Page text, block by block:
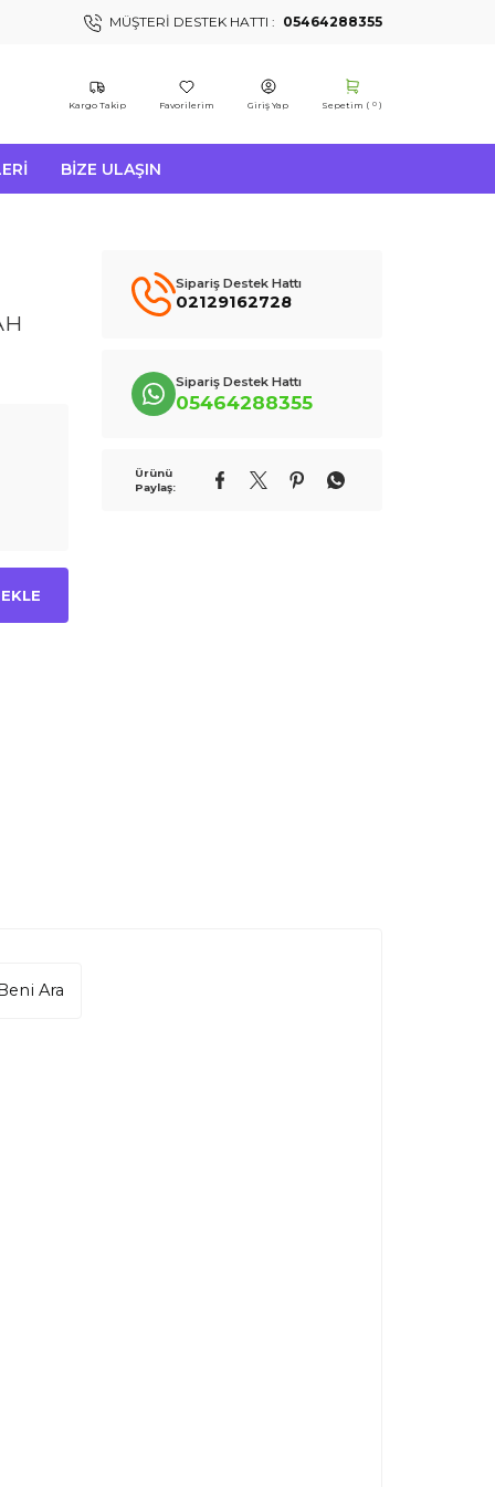
MÜŞTERI DESTEK HATTI : 05464288355
Kargo Takip Favorilerim Giriş Yap Sepetim ( 0 )
BIZE ULAŞIN
Sipariş Destek Hattı
02129162728
Sipariş Destek Hattı
05464288355
Ürünü
Paylaş:
Ara